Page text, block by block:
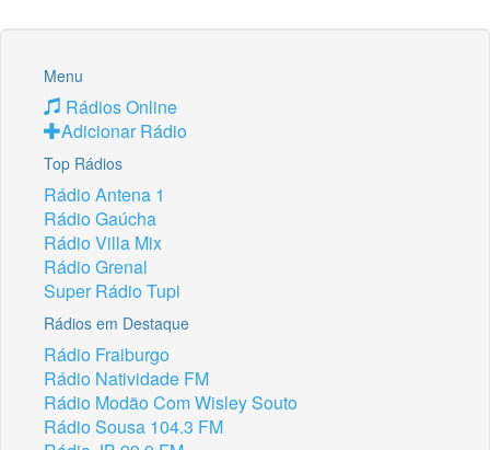
Menu
Rádios Online
Adicionar Rádio
Top Rádios
Rádio Antena 1
Rádio Gaúcha
Rádio Villa Mix
Rádio Grenal
Super Rádio Tupi
Rádios em Destaque
Rádio Fraiburgo
Rádio Natividade FM
Rádio Modão Com Wisley Souto
Rádio Sousa 104.3 FM